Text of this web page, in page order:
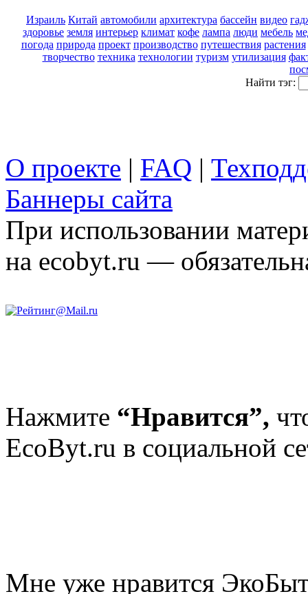
Израиль Китай автомобили архитектура бассейн видео
здоровье земля интерьер климат кофе лампа люди мебель
погода природа проект производство путешествия растения
творчество техника технологии туризм утилизация
Найти тэг:
О проекте | FAQ |
Баннеры сайта
При использовании
на ecobyt.ru —
Нажмите “Нравится”,
EcoByt.ru в социальной
Мне уже нравится